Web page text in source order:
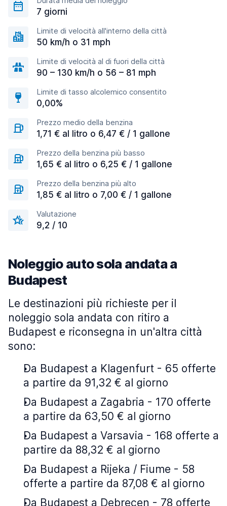
7 giorni
Limite di velocità all'interno della città
50 km/h o 31 mph
Limite di velocità al di fuori della città
90 – 130 km/h o 56 – 81 mph
Limite di tasso alcolemico consentito
0,00%
Prezzo medio della benzina
1,71 € al litro o 6,47 € / 1 gallone
Prezzo della benzina più basso
1,65 € al litro o 6,25 € / 1 gallone
Prezzo della benzina più alto
1,85 € al litro o 7,00 € / 1 gallone
Valutazione
9,2 / 10
Noleggio auto sola andata a
Budapest
Le destinazioni più richieste per il
noleggio sola andata con ritiro a
Budapest e riconsegna in un'altra città
sono:
Da Budapest a Klagenfurt - 65 offerte
a partire da 91,32 € al giorno
Da Budapest a Zagabria - 170 offerte
a partire da 63,50 € al giorno
Da Budapest a Varsavia - 168 offerte a
partire da 88,32 € al giorno
Da Budapest a Rijeka / Fiume - 58
offerte a partire da 87,08 € al giorno
Da Budapest a Debrecen - 78 offerte